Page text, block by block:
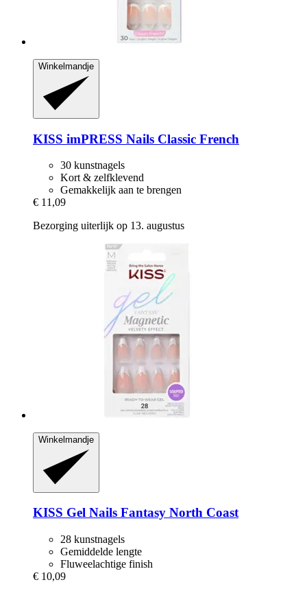
Winkelmandje
KISS imPRESS Nails Classic French
30 kunstnagels
Kort & zelfklevend
Gemakkelijk aan te brengen
€ 11,09
Bezorging uiterlijk op 13. augustus
Winkelmandje
KISS Gel Nails Fantasy North Coast
28 kunstnagels
Gemiddelde lengte
Fluweelachtige finish
€ 10,09